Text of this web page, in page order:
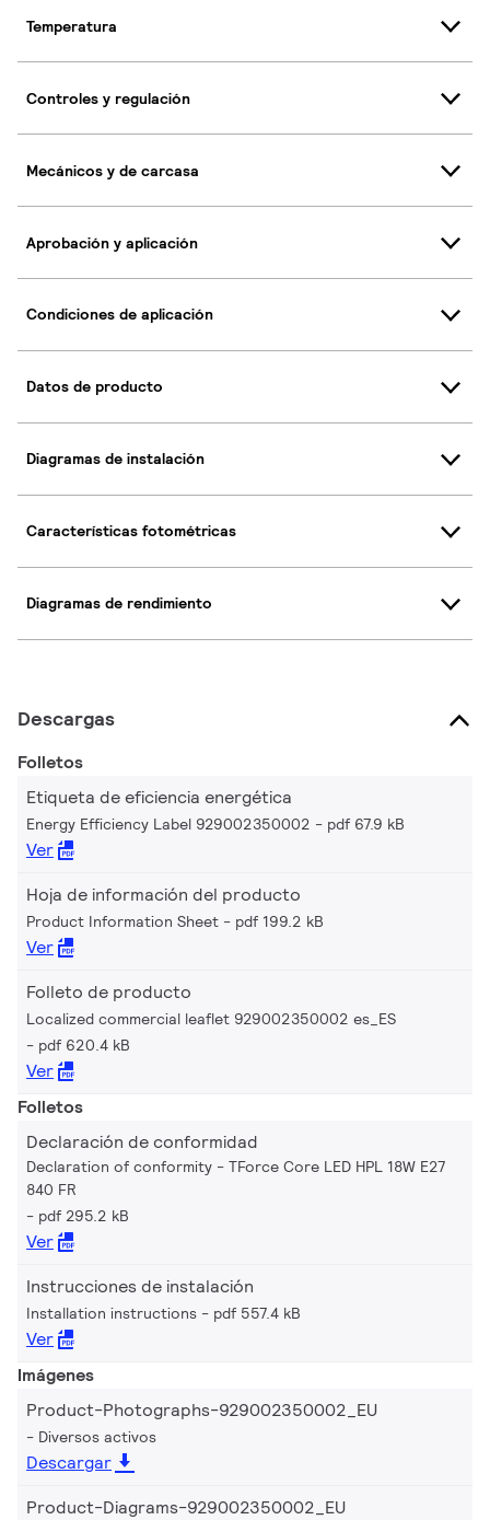
Temperatura
Controles y regulación
Mecánicos y de carcasa
Aprobación y aplicación
Condiciones de aplicación
Datos de producto
Diagramas de instalación
Características fotométricas
Diagramas de rendimiento
Descargas
Folletos
Etiqueta de eficiencia energética
Energy Efficiency Label 929002350002 pdf 67.9 kB
Ver
Hoja de información del producto
Product Information Sheet pdf 199.2 kB
Ver
Folleto de producto
Localized commercial leaflet 929002350002 es_ES
pdf 620.4 kB
Ver
Folletos
Declaración de conformidad
Declaration of conformity - TForce Core LED HPL 18W E27
840 FR
pdf 295.2 kB
Ver
Instrucciones de instalación
Installation instructions pdf 557.4 kB
Ver
Imágenes
Product-Photographs-929002350002_EU
Diversos activos
Descargar
Product-Diagrams-929002350002_EU